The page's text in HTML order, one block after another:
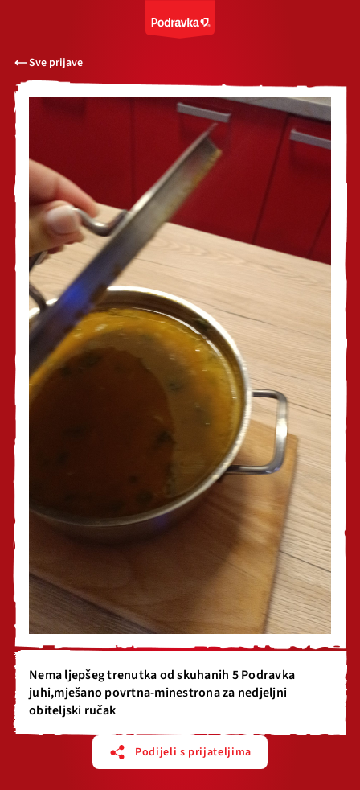
Sve prijave
Nema ljepšeg trenutka od skuhanih 5 Podravka
juhi,mješano povrtna-minestrona za nedjeljni
obiteljski ručak
Podijeli s prijateljima